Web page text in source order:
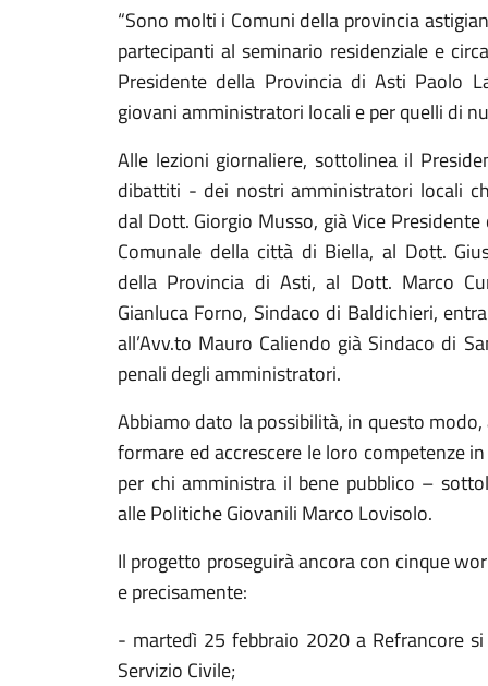
“Sono molti i Comuni della provincia
partecipanti al seminario residenziale e
Presidente della Provincia di Asti Paolo
giovani amministratori locali e per quelli di
Alle lezioni giornaliere, sottolinea il
dibattiti - dei nostri amministratori locali
dal Dott. Giorgio Musso, già Vice
Comunale della città di Biella, al Dott.
della Provincia di Asti, al Dott. Marco
Gianluca Forno, Sindaco di Baldichieri,
all’Avv.to Mauro Caliendo già Sindaco di
penali degli amministratori.
Abbiamo dato la possibilità, in questo
formare ed accrescere le loro competenze
per chi amministra il bene pubblico –
alle Politiche Giovanili Marco Lovisolo.
Il progetto proseguirà ancora con cinque
e precisamente:
- martedì 25 febbraio 2020 a Refrancore
Servizio Civile;